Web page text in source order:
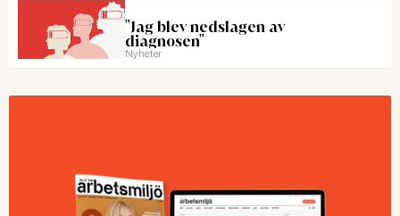
"Jag blev nedslagen av
diagnosen"
Nyheter